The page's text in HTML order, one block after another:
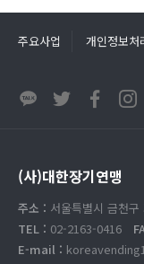
주요사업 개인정보처
(사)대한장기연맹
주소 : 서울특별시 금천
TEL : 02-2163-0416
E-mail :